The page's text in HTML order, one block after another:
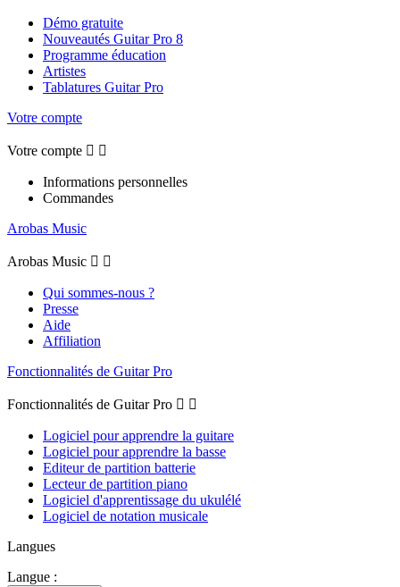
Démo gratuite
Nouveautés Guitar Pro 8
Programme éducation
Artistes
Tablatures Guitar Pro
Votre compte
Votre compte  
Informations personnelles
Commandes
Arobas Music
Arobas Music  
Qui sommes-nous ?
Presse
Aide
Affiliation
Fonctionnalités de Guitar Pro
Fonctionnalités de Guitar Pro  
Logiciel pour apprendre la guitare
Logiciel pour apprendre la basse
Editeur de partition batterie
Lecteur de partition piano
Logiciel d'apprentissage du ukulélé
Logiciel de notation musicale
Langues
Langue :